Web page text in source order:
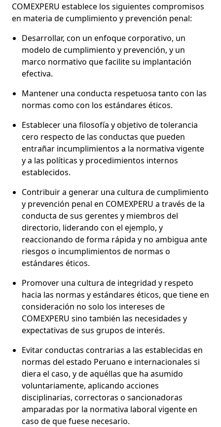
COMEXPERU establece los siguientes compromisos
en materia de cumplimiento y prevención penal:
Desarrollar, con un enfoque corporativo, un
modelo de cumplimiento y prevención, y un
marco normativo que facilite su implantación
efectiva.
Mantener una conducta respetuosa tanto con las
normas como con los estándares éticos.
Establecer una filosofía y objetivo de tolerancia
cero respecto de las conductas que pueden
entrañar incumplimientos a la normativa vigente
y a las políticas y procedimientos internos
establecidos.
Contribuir a generar una cultura de cumplimiento
y prevención penal en COMEXPERU a través de la
conducta de sus gerentes y miembros del
directorio, liderando con el ejemplo, y
reaccionando de forma rápida y no ambigua ante
riesgos o incumplimientos de normas o
estándares éticos.
Promover una cultura de integridad y respeto
hacia las normas y estándares éticos, que tiene en
consideración no solo los intereses de
COMEXPERU sino también las necesidades y
expectativas de sus grupos de interés.
Evitar conductas contrarias a las establecidas en
normas del estado Peruano e internacionales si
diera el caso, y de aquéllas que ha asumido
voluntariamente, aplicando acciones
disciplinarias, correctoras o sancionadoras
amparadas por la normativa laboral vigente en
caso de que fuese necesario.